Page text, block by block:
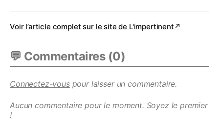
Voir l’article complet sur le site de L'impertinent ↗
💬 Commentaires (0)
Connectez-vouspour laisser un commentaire.
Aucun commentaire pour le moment. Soyez le premier
!